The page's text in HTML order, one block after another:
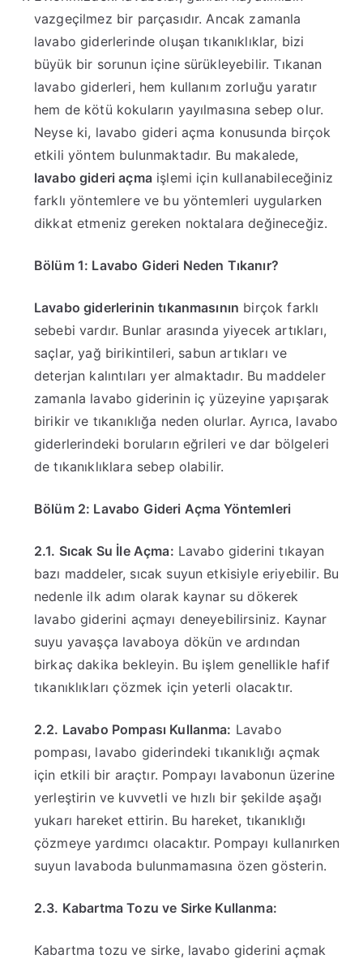
vazgeçilmez bir parçasıdır. Ancak zamanla
lavabo giderlerinde oluşan tıkanıklıklar, bizi
büyük bir sorunun içine sürükleyebilir. Tıkanan
lavabo giderleri, hem kullanım zorluğu yaratır
hem de kötü kokuların yayılmasına sebep olur.
Neyse ki, lavabo gideri açma konusunda birçok
etkili yöntem bulunmaktadır. Bu makalede,
lavabo gideri açmaişlemi için kullanabileceğiniz
farklı yöntemlere ve bu yöntemleri uygularken
dikkat etmeniz gereken noktalara değineceğiz.
Bölüm 1: Lavabo Gideri Neden Tıkanır?
Lavabo giderlerinin tıkanmasının birçok farklı
sebebi vardır. Bunlar arasında yiyecek artıkları,
saçlar, yağ birikintileri, sabun artıkları ve
deterjan kalıntıları yer almaktadır. Bu maddeler
zamanla lavabo giderinin iç yüzeyine yapışarak
birikir ve tıkanıklığa neden olurlar. Ayrıca, lavabo
giderlerindeki boruların eğrileri ve dar bölgeleri
de tıkanıklıklara sebep olabilir.
Bölüm 2: Lavabo Gideri Açma Yöntemleri
2.1. Sıcak Su İle Açma: Lavabo giderini tıkayan
bazı maddeler, sıcak suyun etkisiyle eriyebilir. Bu
nedenle ilk adım olarak kaynar su dökerek
lavabo giderini açmayı deneyebilirsiniz. Kaynar
suyu yavaşça lavaboya dökün ve ardından
birkaç dakika bekleyin. Bu işlem genellikle hafif
tıkanıklıkları çözmek için yeterli olacaktır.
2.2. Lavabo Pompası Kullanma: Lavabo
pompası, lavabo giderindeki tıkanıklığı açmak
için etkili bir araçtır. Pompayı lavabonun üzerine
yerleştirin ve kuvvetli ve hızlı bir şekilde aşağı
yukarı hareket ettirin. Bu hareket, tıkanıklığı
çözmeye yardımcı olacaktır. Pompayı kullanırken
suyun lavaboda bulunmamasına özen gösterin.
2.3. Kabartma Tozu ve Sirke Kullanma:
Kabartma tozu ve sirke, lavabo giderini açmak